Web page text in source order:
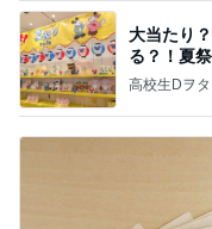
大当たり
る？！夏